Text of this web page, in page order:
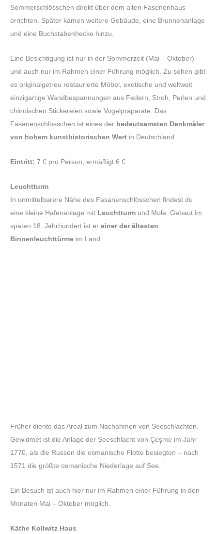
Sommerschlösschen direkt über dem alten Fasenenhaus
errichten. Später kamen weitere Gebäude, eine Brunnenanlage
und eine Buchstabenhecke hinzu.
Eine Besichtigung ist nur in der Sommerzeit (Mai – Oktober)
und auch nur im Rahmen einer Führung möglich. Zu sehen gibt
es originalgetreu restaurierte Möbel, exotische und weltweit
einzigartige Wandbespannungen aus Federn, Stroh, Perlen und
chinoischen Stickereien sowie Vogelpräparate. Das
Fasanenschlösschen ist eines der bedeutsamsten Denkmäler
von hohem kunsthistorischen Wert in Deutschland.
Eintritt: 7 € pro Person, ermäßigt 6 €
Leuchtturm
In unmittelbarere Nähe des Fasanenschlösschen findest du
eine kleine Hafenanlage mit Leuchtturm und Mole. Gebaut im
späten 18. Jahrhundert ist ereiner der ältesten
Binnenleuchttürme im Land.
Früher diente das Areal zum Nachahmen von Seeschlachten.
Gewidmet ist die Anlage der Seeschlacht von Çeşme im Jahr
1770, als die Russen die osmanische Flotte besiegten – nach
1571 die größte osmanische Niederlage auf See.
Ein Besuch ist auch hier nur im Rahmen einer Führung in den
Monaten Mai – Oktober möglich.
Käthe Kollwitz Haus